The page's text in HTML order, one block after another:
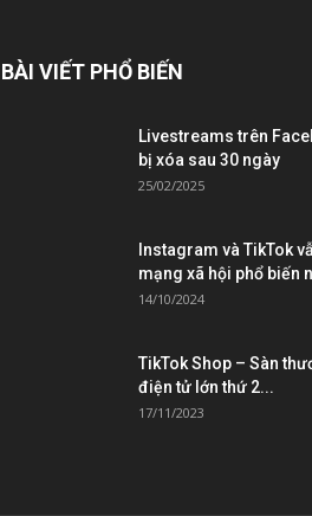
BÀI VIẾT PHỔ BIẾN
Livestreams trên
bị xóa sau 30 ngày
25/02/2025
Instagram và TikTok
mạng xã hội phổ biến
14/10/2024
TikTok Shop – Sàn
điện tử lớn thứ 2...
17/11/2023